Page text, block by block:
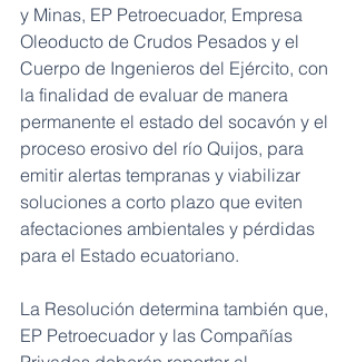
y Minas, EP Petroecuador, Empresa
Oleoducto de Crudos Pesados y el
Cuerpo de Ingenieros del Ejército, con
la finalidad de evaluar de manera
permanente el estado del socavón y el
proceso erosivo del río Quijos, para
emitir alertas tempranas y viabilizar
soluciones a corto plazo que eviten
afectaciones ambientales y pérdidas
para el Estado ecuatoriano.
La Resolución determina también que,
EP Petroecuador y las Compañías